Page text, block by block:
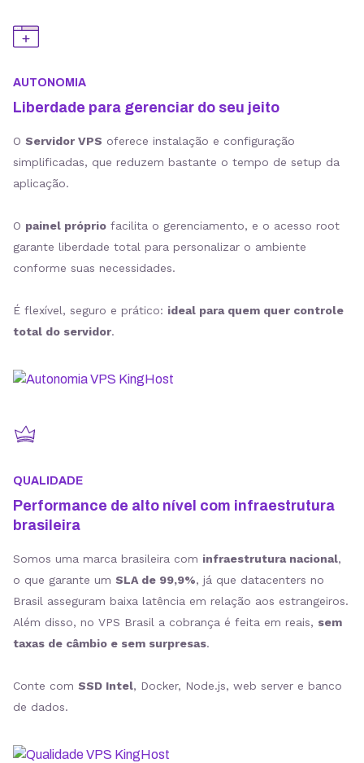
AUTONOMIA
Liberdade para gerenciar do seu jeito
O Servidor VPS oferece instalação e configuração
simplificadas, que reduzem bastante o tempo de setup da
aplicação.
O painel próprio facilita o gerenciamento, e o acesso root
garante liberdade total para personalizar o ambiente
conforme suas necessidades.
É flexível, seguro e prático: ideal para quem quer controle
total do servidor.
QUALIDADE
Performance de alto nível com infraestrutura
brasileira
Somos uma marca brasileira com infraestrutura nacional,
o que garante um SLA de 99,9%, já que datacenters no
Brasil asseguram baixa latência em relação aos estrangeiros.
Além disso, no VPS Brasil a cobrança é feita em reais, sem
taxas de câmbio e sem surpresas.
Conte com SSD Intel, Docker, Node.js, web server e banco
de dados.